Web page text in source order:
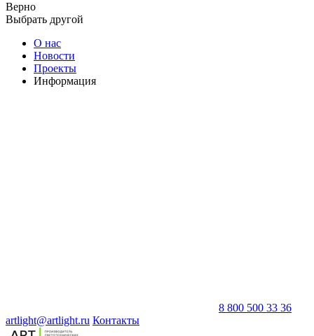
Верно
Выбрать другой
О нас
Новости
Проекты
Информация
8 800 500 33 36
artlight@artlight.ru Контакты